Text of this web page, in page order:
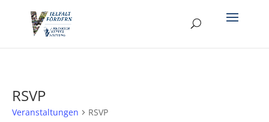
RSVP
Veranstaltungen RSVP